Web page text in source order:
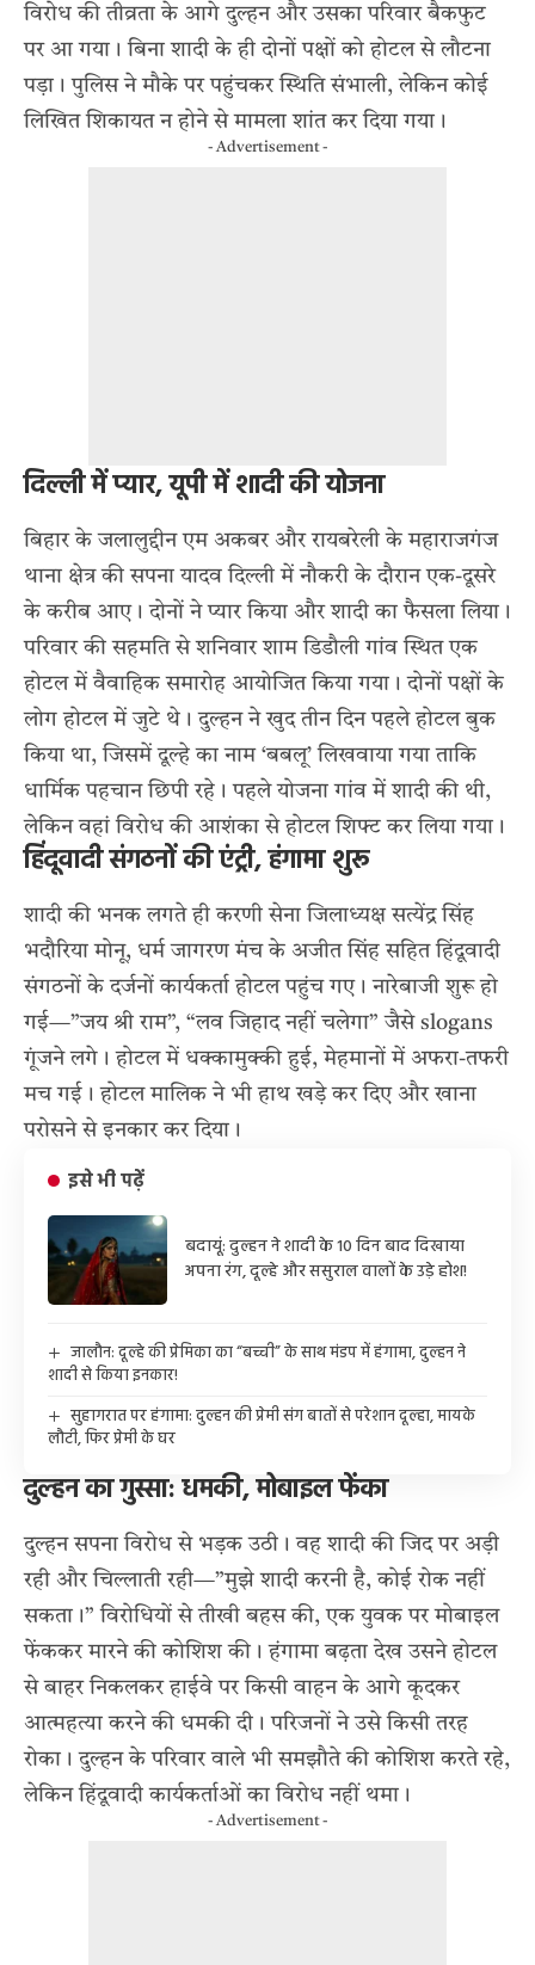
विरोध की तीव्रता के आगे दुल्हन और उसका परिवार बैकफुट
पर आ गया। बिना शादी के ही दोनों पक्षों को होटल से लौटना
पड़ा। पुलिस ने मौके पर पहुंचकर स्थिति संभाली, लेकिन कोई
लिखित शिकायत न होने से मामला शांत कर दिया गया।
- Advertisement -
दिल्ली में प्यार, यूपी में शादी की योजना
बिहार के जलालुद्दीन एम अकबर और रायबरेली के महाराजगंज
थाना क्षेत्र की सपना यादव दिल्ली में नौकरी के दौरान एक-दूसरे
के करीब आए। दोनों ने प्यार किया और शादी का फैसला लिया।
परिवार की सहमति से शनिवार शाम डिडौली गांव स्थित एक
होटल में वैवाहिक समारोह आयोजित किया गया। दोनों पक्षों के
लोग होटल में जुटे थे। दुल्हन ने खुद तीन दिन पहले होटल बुक
किया था, जिसमें दूल्हे का नाम ‘बबलू’ लिखवाया गया ताकि
धार्मिक पहचान छिपी रहे। पहले योजना गांव में शादी की थी,
लेकिन वहां विरोध की आशंका से होटल शिफ्ट कर लिया गया।
हिंदूवादी संगठनों की एंट्री, हंगामा शुरू
शादी की भनक लगते ही करणी सेना जिलाध्यक्ष सत्येंद्र सिंह
भदौरिया मोनू, धर्म जागरण मंच के अजीत सिंह सहित हिंदूवादी
संगठनों के दर्जनों कार्यकर्ता होटल पहुंच गए। नारेबाजी शुरू हो
गई—”जय श्री राम”, “लव जिहाद नहीं चलेगा” जैसे slogans
गूंजने लगे। होटल में धक्कामुक्की हुई, मेहमानों में अफरा-तफरी
मच गई। होटल मालिक ने भी हाथ खड़े कर दिए और खाना
परोसने से इनकार कर दिया।
इसे भी पढ़ें
बदायूं: दुल्हन ने शादी के 10 दिन बाद दिखाया
अपना रंग, दूल्हे और ससुराल वालों के उड़े होश!
जालौन: दूल्हे की प्रेमिका का “बच्ची” के साथ मंडप में हंगामा, दुल्हन ने
शादी से किया इनकार!
सुहागरात पर हंगामा: दुल्हन की प्रेमी संग बातों से परेशान दूल्हा, मायके
लौटी, फिर प्रेमी के घर
दुल्हन का गुस्सा: धमकी, मोबाइल फेंका
दुल्हन सपना विरोध से भड़क उठी। वह शादी की जिद पर अड़ी
रही और चिल्लाती रही—”मुझे शादी करनी है, कोई रोक नहीं
सकता।” विरोधियों से तीखी बहस की, एक युवक पर मोबाइल
फेंककर मारने की कोशिश की। हंगामा बढ़ता देख उसने होटल
से बाहर निकलकर हाईवे पर किसी वाहन के आगे कूदकर
आत्महत्या करने की धमकी दी। परिजनों ने उसे किसी तरह
रोका। दुल्हन के परिवार वाले भी समझौते की कोशिश करते रहे,
लेकिन हिंदूवादी कार्यकर्ताओं का विरोध नहीं थमा।
- Advertisement -